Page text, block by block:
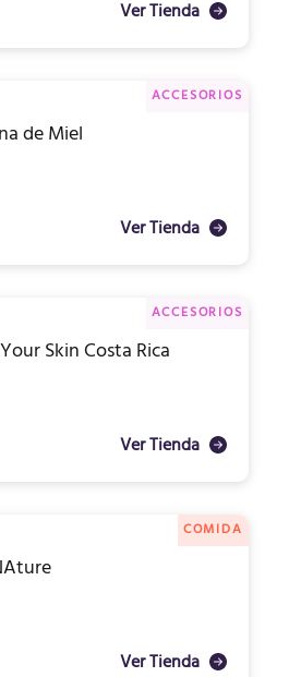
Ver Tienda
ACCESORIOS
de Miel
Ver Tienda
ACCESORIOS
Skin Costa Rica
Ver Tienda
COMIDA
Ver Tienda